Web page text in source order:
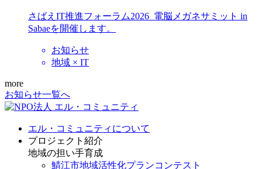
さばえIT推進フォーラム2026_電脳メガネサミット in
Sabaeを開催します。
お知らせ
地域 × IT
more
お知らせ一覧へ
エル・コミュニティについて
プロジェクト紹介
地域の担い手育成
鯖江市地域活性化プランコンテスト